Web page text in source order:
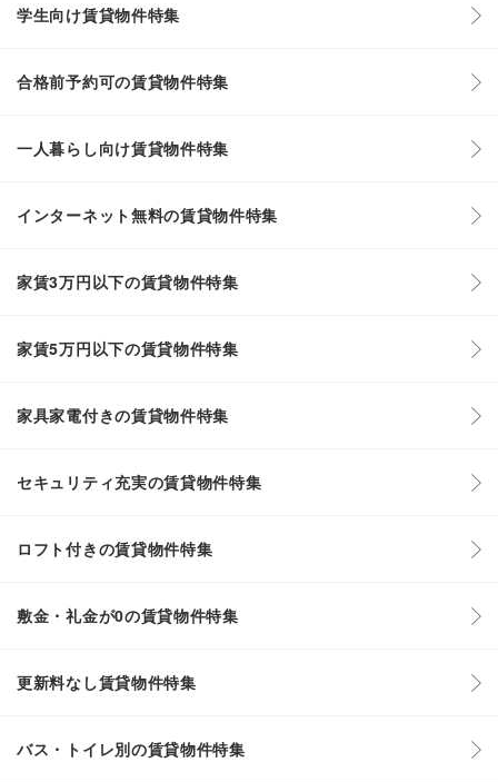
学生向け賃貸物件特集
合格前予約可の賃貸物件特集
一人暮らし向け賃貸物件特集
インターネット無料の賃貸物件特集
家賃3万円以下の賃貸物件特集
家賃5万円以下の賃貸物件特集
家具家電付きの賃貸物件特集
セキュリティ充実の賃貸物件特集
ロフト付きの賃貸物件特集
敷金・礼金が0の賃貸物件特集
更新料なし賃貸物件特集
バス・トイレ別の賃貸物件特集